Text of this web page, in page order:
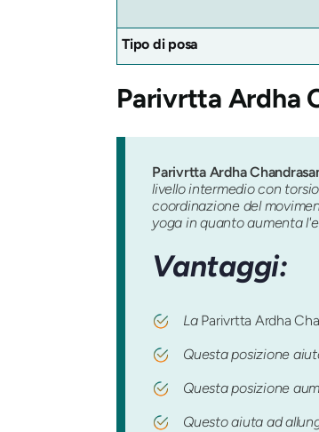
Tipo di posa
Parivrtta Ardha
Parivrtta Ardha
livello intermedio con
coordinazione del
yoga in quanto aumenta
Vantaggi:
La Parivrtta Ardha
Questa posizione
Questa posizione
Questo aiuta ad